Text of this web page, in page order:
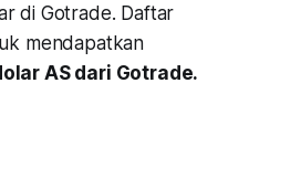
di Gotrade. Daftar
mendapatkan
AS dari Gotrade.